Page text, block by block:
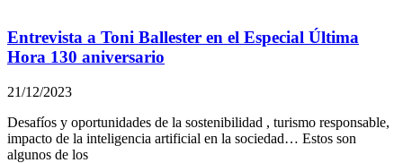
Entrevista a Toni Ballester en el Especial Última
Hora 130 aniversario
21/12/2023
Desafíos y oportunidades de la sostenibilidad , turismo responsable,
impacto de la inteligencia artificial en la sociedad… Estos son
algunos de los